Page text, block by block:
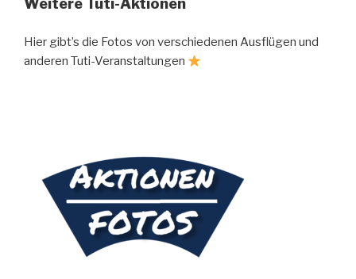
Hier gibt’s die Fotos von verschiedenen Ausflügen und
anderen Tuti-Veranstaltungen